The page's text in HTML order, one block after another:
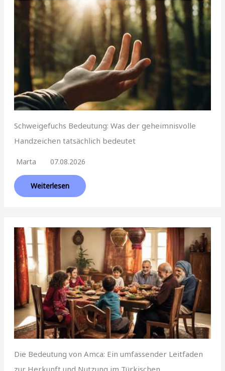
Schweigefuchs Bedeutung: Was der geheimnisvolle
Handzeichen tatsächlich bedeutet
Marta 07.08.2026
Weiterlesen
Die Bedeutung von Amca: Ein umfassender Leitfaden
zur Herkunft und Nutzung im Türkischen